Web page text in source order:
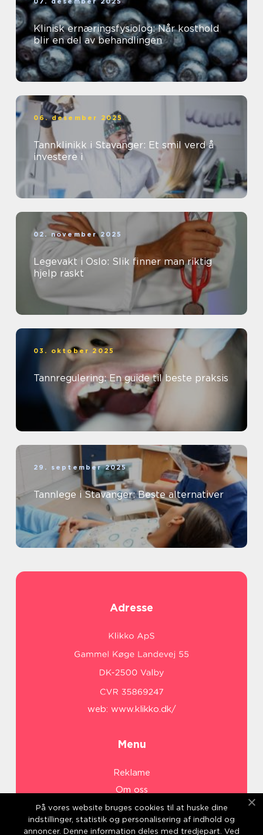
Klinisk ernæringsfysiolog: Når kosthold
blir en del av behandlingen
06. desember 2025
Tannklinikk i Stavanger: Et smil verd å
investere i
02. november 2025
Legevakt i Oslo: Slik finner man riktig
hjelp raskt
03. oktober 2025
Tannregulering: En guide til beste praksis
29. september 2025
Tannlege i Stavanger: Beste alternativer
Adresse
web: www.klikko.dk/
Menu
Reklame
Om oss
Cookies
Kontakt Oss
På vores website bruges cookies til at huske dine
indstillinger, statistik og personalisering af indhold og
annoncer. Denne information deles med tredjepart. Ved